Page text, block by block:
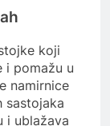
koji
i pomažu u
namirnice
sastojaka
i ublažava